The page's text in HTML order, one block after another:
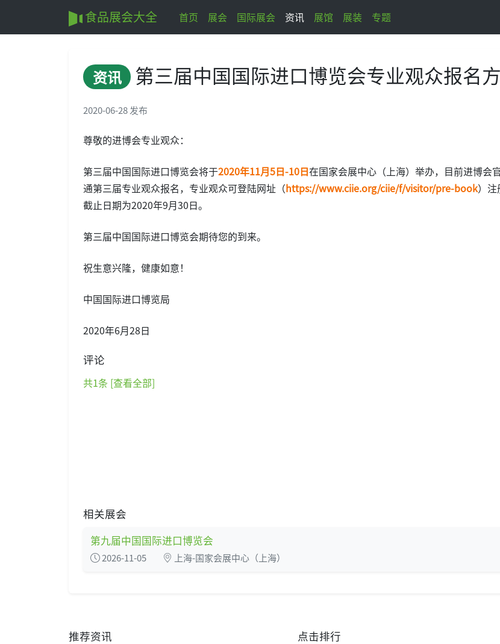
食品展会大全 首页 展会 国际展会 资讯 展馆 展装 专题
资讯 第三届中国国际进口博览会专业观众报名
2020-06-28 发布
尊敬的进博会专业观众：
第三届中国国际进口博览会将于2020年11月5日-10日在国家会展中心（上海）举办，目前进博会
通第三届专业观众报名，专业观众可登陆网址（https://www.ciie.org/ciie/f/visitor/pre-book）注
截止日期为2020年9月30日。
第三届中国国际进口博览会期待您的到来。
祝生意兴隆，健康如意！
中国国际进口博览局
2020年6月28日
评论
共1条 [查看全部]
相关展会
第九届中国国际进口博览会
2026-11-05 上海-国家会展中心（上海）
推荐资讯 点击排行